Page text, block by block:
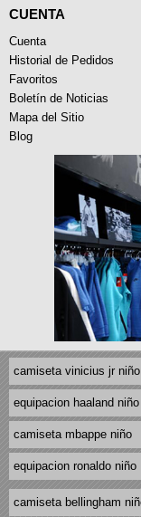
CUENTA
Cuenta
Historial de Pedidos
Favoritos
Boletín de Noticias
Mapa del Sitio
Blog
camiseta vinicius jr niño
equipacion haaland niño
camiseta mbappe niño
equipacion ronaldo niño
camiseta bellingham